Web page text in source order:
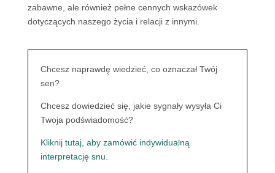
zabawne, ale również pełne cennych wskazówek
dotyczących naszego życia i relacji z innymi.
Chcesz naprawdę wiedzieć, co oznaczał Twój
sen?
Chcesz dowiedzieć się, jakie sygnały wysyła Ci
Twoja podświadomość?
Kliknij tutaj, aby zamówić indywidualną
interpretację snu.